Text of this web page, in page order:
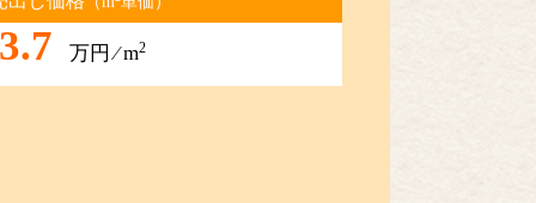
万円 ⁄ m2